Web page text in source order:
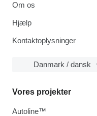
Om os
Hjælp
Kontaktoplysninger
Danmark / dansk
Vores projekter
Autoline™